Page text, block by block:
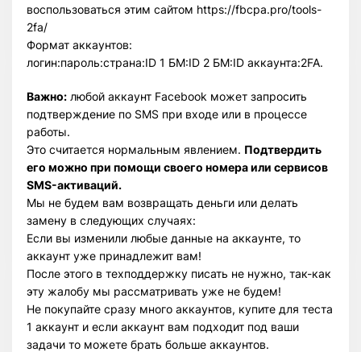
воспользоваться этим сайтом https://fbcpa.pro/tools-
2fa/
Формат аккаунтов:
логин:пароль:страна:ID 1 БМ:ID 2 БМ:ID аккаунта:2FA.
Важно: любой аккаунт Facebook может запросить
подтверждение по SMS при входе или в процессе
работы.
Это считается нормальным явлением. Подтвердить
его можно при помощи своего номера или сервисов
SMS-активаций.
Мы не будем вам возвращать деньги или делать
замену в следующих случаях:
Если вы изменили любые данные на аккаунте, то
аккаунт уже принадлежит вам!
После этого в техподдержку писать не нужно, так-как
эту жалобу мы рассматривать уже не будем!
Не покупайте сразу много аккаунтов, купите для теста
1 аккаунт и если аккаунт вам подходит под ваши
задачи то можете брать больше аккаунтов.